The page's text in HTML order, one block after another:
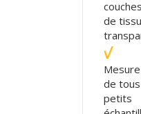
couches
de
Mesure
de tous
petits